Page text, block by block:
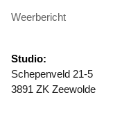
Weerbericht
Studio:
Schepenveld 21-5
3891 ZK Zeewolde